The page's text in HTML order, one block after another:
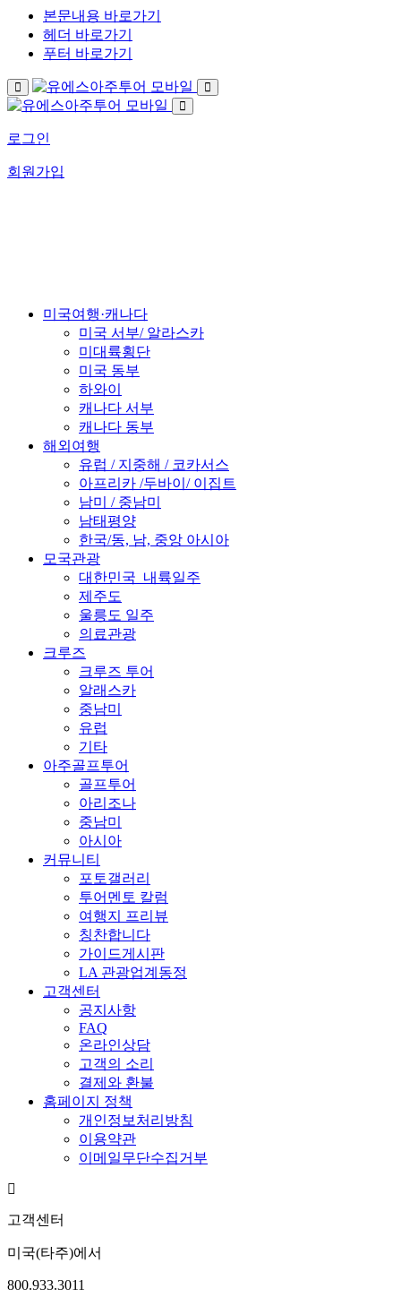
본문내용 바로가기
헤더 바로가기
푸터 바로가기
로그인
회원가입
미국여행·캐나다
미국 서부/ 알라스카
미대륙횡단
미국 동부
하와이
캐나다 서부
캐나다 동부
해외여행
유럽 / 지중해 / 코카서스
아프리카 /두바이/ 이집트
남미 / 중남미
남태평양
한국/동, 남, 중앙 아시아
모국관광
대한민국_내륙일주
제주도
울릉도 일주
의료관광
크루즈
크루즈 투어
알래스카
중남미
유럽
기타
아주골프투어
골프투어
아리조나
중남미
아시아
커뮤니티
포토갤러리
투어멘토 칼럼
여행지 프리뷰
칭찬합니다
가이드게시판
LA 관광업계동정
고객센터
공지사항
FAQ
온라인상담
고객의 소리
결제와 환불
홈페이지 정책
개인정보처리방침
이용약관
이메일무단수집거부
고객센터
미국(타주)에서
800.933.3011